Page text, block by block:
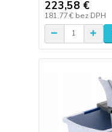
223,58 €
181,77 € bez DPH